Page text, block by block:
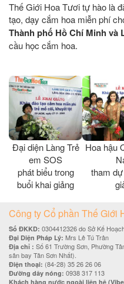
Thế Giới Hoa Tươi tự hào là
tạo, dạy cắm hoa miễn phí
Thành phố Hồ Chí Minh và
cầu học cắm hoa.
Đại diện Làng Trẻ
em SOS
phát biểu trong
buổi khai giảng
Hoa hậu
tham
Công ty Cổ phần Thế Giới
Số ĐKKD: 0304412326 do Sở Kế
Đại Diện Pháp Lý: Mrs Lê Tú Trân
Địa chỉ : Số 61 Trường Sơn, Phường
sân bay Tân Sơn Nhất).
Điện thoại: (84-28) 35 26 26 06
Đường dây nóng: 0938 317 113
Khách hàng nước ngoài liên hệ